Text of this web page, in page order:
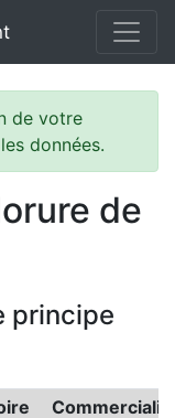
de votre
données.
de
principe